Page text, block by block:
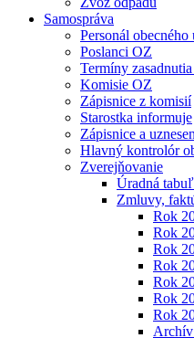
Samospráva
Personál obecného
Poslanci OZ
Termíny
Komisie OZ
Zápisnice z komisií
Starostka informuje
Zápisnice a
Hlavný kontrolór
Zverejňovanie
Úradná
Zmluvy,
Rok
Rok
Rok
Rok
Rok
Rok
Rok